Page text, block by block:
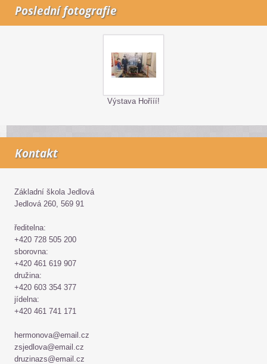
Poslední fotografie
Výstava Hořííí!
Kontakt
Základní škola Jedlová
Jedlová 260, 569 91
ředitelna:
+420 728 505 200
sborovna:
+420 461 619 907
družina:
+420 603 354 377
jídelna:
+420 461 741 171
hermonova@email.cz
zsjedlova@email.cz
druzinazs@email.cz